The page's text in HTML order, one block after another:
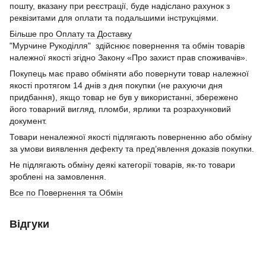
пошту, вказану при реєстрації, буде надіслано рахунок з
реквізитами для оплати та подальшими інструкціями.
Більше про Оплату та Доставку
"Мурчине Рукоділля" здійснює повернення та обмін товарів
належної якості згідно Закону «Про захист прав споживачів».
Покупець має право обміняти або повернути товар належної
якості протягом 14 днів з дня покупки (не рахуючи дня
придбання), якщо товар не був у використанні, збережено
його товарний вигляд, пломби, ярлики та розрахунковий
документ.
Товари неналежної якості підлягають поверненню або обміну
за умови виявлення дефекту та пред’явлення доказів покупки.
Не підлягають обміну деякі категорії товарів, як-то товари
зроблені на замовлення.
Все по Повернення та Обмін
Відгуки